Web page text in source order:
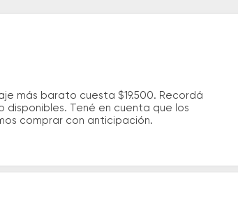
más barato cuesta $19.500. Recordá
Tené en cuenta que los
comprar con anticipación.